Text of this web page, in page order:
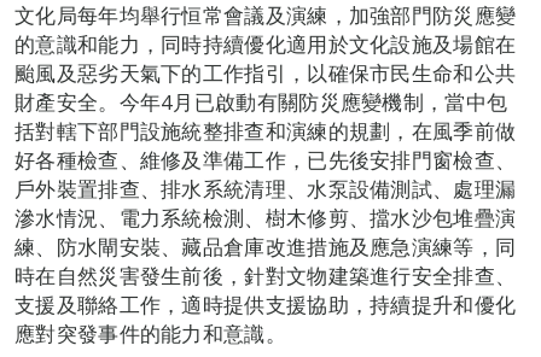
文化局每年均舉行恒常會議及演練，加強部門防災應變
的意識和能力，同時持續優化適用於文化設施及場館在
颱風及惡劣天氣下的工作指引，以確保市民生命和公共
財產安全。今年4月已啟動有關防災應變機制，當中包
括對轄下部門設施統整排查和演練的規劃，在風季前做
好各種檢查、維修及準備工作，已先後安排門窗檢查、
戶外裝置排查、排水系統清理、水泵設備測試、處理漏
滲水情況、電力系統檢測、樹木修剪、擋水沙包堆疊演
練、防水閘安裝、藏品倉庫改進措施及應急演練等，同
時在自然災害發生前後，針對文物建築進行安全排查、
支援及聯絡工作，適時提供支援協助，持續提升和優化
應對突發事件的能力和意識。